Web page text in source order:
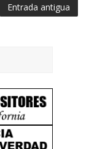
Entrada antigua